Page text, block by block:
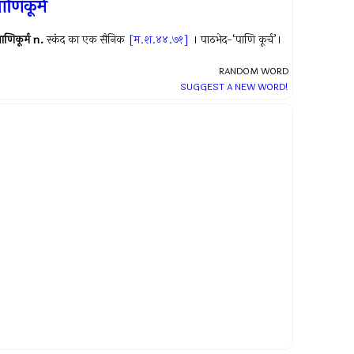
n.स्कंद का एक सैनिक [म.श.४४.७१] । पाठभेद-‘पाणि कूर्च’।
RANDOM WORD
SUGGEST A NEW WORD!